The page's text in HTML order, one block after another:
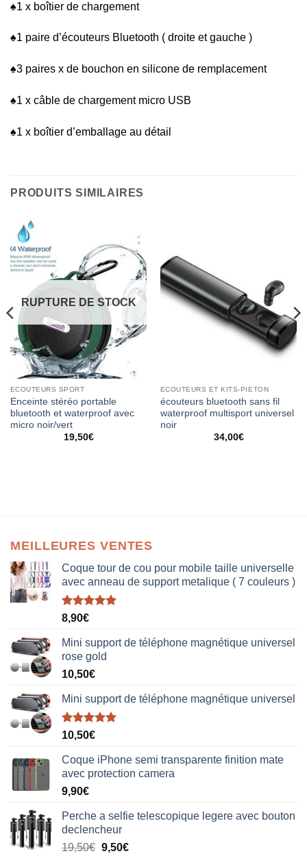
♠1 x boîtier de chargement
♠1 paire d’écouteurs Bluetooth ( droite et gauche )
♠3 paires x de bouchon en silicone de remplacement
♠1 x câble de chargement micro USB
♠1 x boîtier d’emballage au détail
PRODUITS SIMILAIRES
RUPTURE DE STOCK
ECOUTEURS SPORT
Enceinte stéréo portable
bluetooth et waterproof avec
micro noir/vert
19,50€
ECOUTEURS ET KITS-PIETON
écouteurs bluetooth sans fil
waterproof multisport universel
noir
34,00€
MEILLEURES VENTES
Coque tour de cou pour mobile taille universelle
avec anneau de support metalique ( 7 couleurs )
Note5.00
8,90€
Mini support de téléphone magnétique universel
rose gold
10,50€
Mini support de téléphone magnétique universel
Note5.00
10,50€
Coque iPhone semi transparente finition mate
avec protection camera
9,90€
Perche a selfie telescopique legere avec bouton
declencheur
19,50€ 9,50€